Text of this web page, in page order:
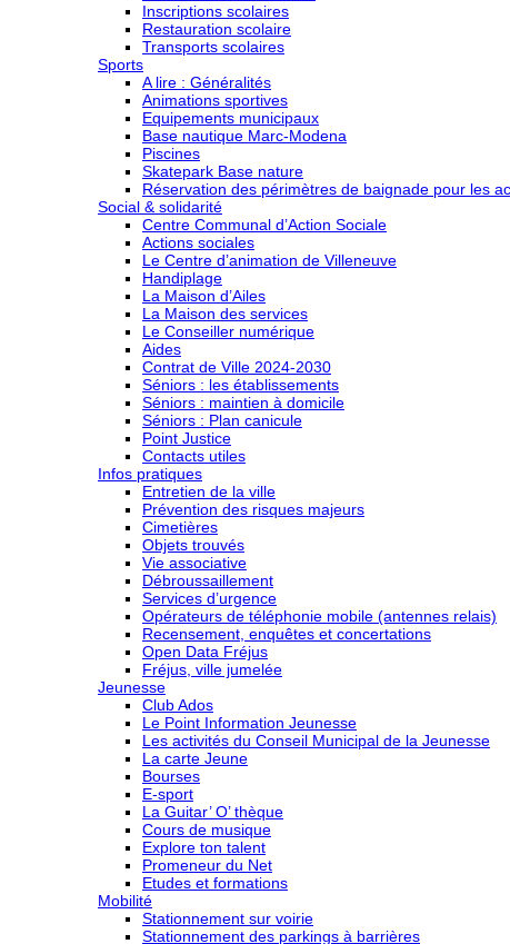
Inscriptions scolaires
Restauration scolaire
Transports scolaires
Sports
A lire : Généralités
Animations sportives
Equipements municipaux
Base nautique Marc-Modena
Piscines
Skatepark Base nature
Réservation des périmètres de baignade pour les
Social & solidarité
Centre Communal d’Action Sociale
Actions sociales
Le Centre d’animation de Villeneuve
Handiplage
La Maison d’Ailes
La Maison des services
Le Conseiller numérique
Aides
Contrat de Ville 2024-2030
Séniors : les établissements
Séniors : maintien à domicile
Séniors : Plan canicule
Point Justice
Contacts utiles
Infos pratiques
Entretien de la ville
Prévention des risques majeurs
Cimetières
Objets trouvés
Vie associative
Débroussaillement
Services d’urgence
Opérateurs de téléphonie mobile (antennes relais)
Recensement, enquêtes et concertations
Open Data Fréjus
Fréjus, ville jumelée
Jeunesse
Club Ados
Le Point Information Jeunesse
Les activités du Conseil Municipal de la Jeunesse
La carte Jeune
Bourses
E-sport
La Guitar’ O’ thèque
Cours de musique
Explore ton talent
Promeneur du Net
Etudes et formations
Mobilité
Stationnement sur voirie
Stationnement des parkings à barrières